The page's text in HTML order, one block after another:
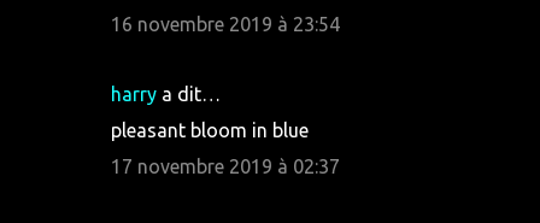
16 novembre 2019 à 23:54
harry a dit…
pleasant bloom in blue
17 novembre 2019 à 02:37